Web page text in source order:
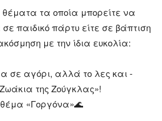
Μπομπονιέρες
Γάμου,
τα οποία μπορείτε να
παιδικό πάρτυ είτε σε βάπτιση
με την ίδια ευκολία:
σε αγόρι, αλλά το λες και
της Ζούγκλας»!
«Γοργόνα»🌊